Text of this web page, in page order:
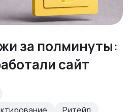
за полминуты:
сайт